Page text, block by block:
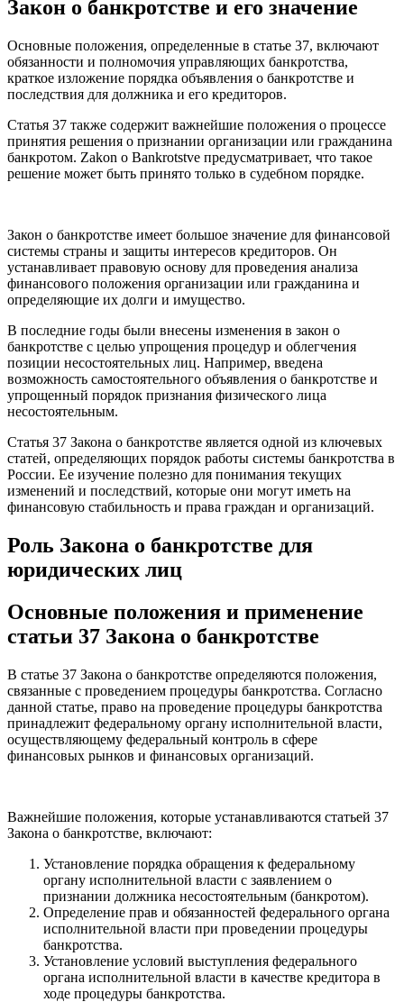
Закон о банкротстве и его значение
Основные положения, определенные в статье 37, включают
обязанности и полномочия управляющих банкротства,
краткое изложение порядка объявления о банкротстве и
последствия для должника и его кредиторов.
Статья 37 также содержит важнейшие положения о процессе
принятия решения о признании организации или гражданина
банкротом. Zakon o Bankrotstve предусматривает, что такое
решение может быть принято только в судебном порядке.
Закон о банкротстве имеет большое значение для финансовой
системы страны и защиты интересов кредиторов. Он
устанавливает правовую основу для проведения анализа
финансового положения организации или гражданина и
определяющие их долги и имущество.
В последние годы были внесены изменения в закон о
банкротстве с целью упрощения процедур и облегчения
позиции несостоятельных лиц. Например, введена
возможность самостоятельного объявления о банкротстве и
упрощенный порядок признания физического лица
несостоятельным.
Статья 37 Закона о банкротстве является одной из ключевых
статей, определяющих порядок работы системы банкротства в
России. Ее изучение полезно для понимания текущих
изменений и последствий, которые они могут иметь на
финансовую стабильность и права граждан и организаций.
Роль Закона о банкротстве для
юридических лиц
Основные положения и применение
статьи 37 Закона о банкротстве
В статье 37 Закона о банкротстве определяются положения,
связанные с проведением процедуры банкротства. Согласно
данной статье, право на проведение процедуры банкротства
принадлежит федеральному органу исполнительной власти,
осуществляющему федеральный контроль в сфере
финансовых рынков и финансовых организаций.
Важнейшие положения, которые устанавливаются статьей 37
Закона о банкротстве, включают:
Установление порядка обращения к федеральному
органу исполнительной власти с заявлением о
признании должника несостоятельным (банкротом).
Определение прав и обязанностей федерального органа
исполнительной власти при проведении процедуры
банкротства.
Установление условий выступления федерального
органа исполнительной власти в качестве кредитора в
ходе процедуры банкротства.